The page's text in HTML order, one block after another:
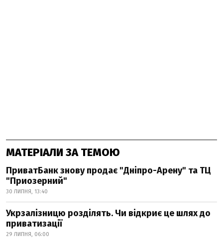
МАТЕРІАЛИ ЗА ТЕМОЮ
ПриватБанк знову продає "Дніпро-Арену" та ТЦ
"Приозерний"
30 ЛИПНЯ, 13:40
Укрзалізницю розділять. Чи відкриє це шлях до
приватизації
29 ЛИПНЯ, 06:00